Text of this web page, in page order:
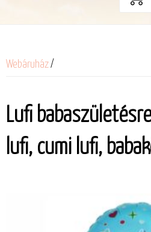
Webáruház/
Lufi
lufi, cumi lufi,